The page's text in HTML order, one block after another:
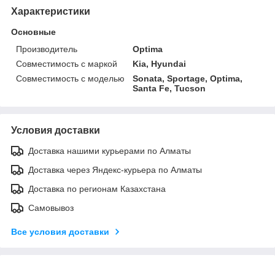
Характеристики
Основные
Производитель
Optima
Совместимость с маркой
Kia, Hyundai
Совместимость с моделью
Sonata, Sportage, Optima,
Santa Fe, Tucson
Условия доставки
Доставка нашими курьерами по Алматы
Доставка через Яндекс-курьера по Алматы
Доставка по регионам Казахстана
Самовывоз
Все условия доставки